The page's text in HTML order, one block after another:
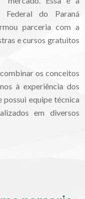
Federal do Paraná
parceria com a
e cursos gratuitos
os conceitos
à experiência dos
equipe técnica
em diversos